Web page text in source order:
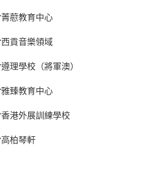
菁藯教育中心
西貢音樂領域
遵理學校（將軍澳）
雅臻教育中心
香港外展訓練學校
高柏琴軒